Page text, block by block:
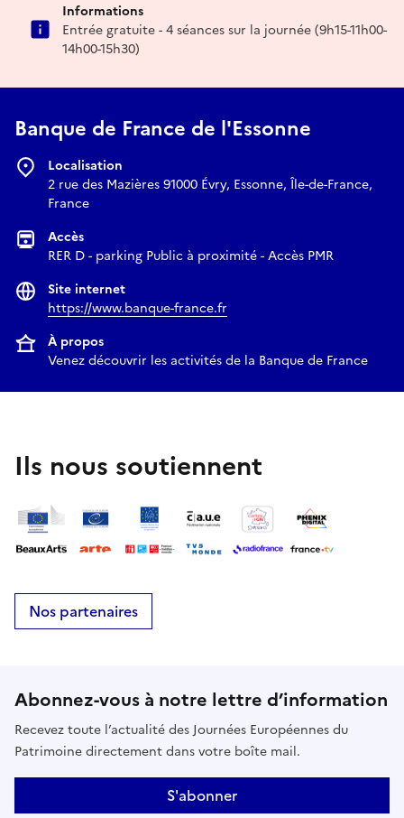
RéserverInformations
Entrée gratuite - 4 séances sur la journée (9h15-11h00-
14h00-15h30)
Banque de France de l'Essonne
Localisation
2 rue des Mazières 91000 Évry, Essonne, Île-de-France,
France
Accès
RER D - parking Public à proximité - Accès PMR
Site internet
https://www.banque-france.fr
À propos
Venez découvrir les activités de la Banque de France
Ils nous soutiennent
Nos partenaires
Abonnez-vous à notre lettre d’information
Recevez toute l’actualité des Journées Européennes du
Patrimoine directement dans votre boîte mail.
S'abonner